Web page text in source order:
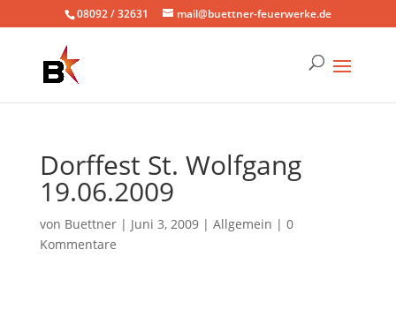
08092 / 32631 mail@buettner-feuerwerke.de
Dorffest St. Wolfgang
19.06.2009
von Buettner| Juni 3, 2009| Allgemein | 0
Kommentare